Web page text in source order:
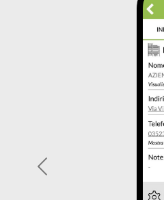
Previous